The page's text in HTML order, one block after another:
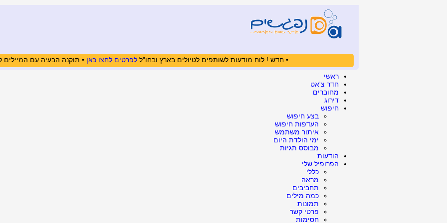
• חדש ! לוח מודעות לשותפים לטיולים בארץ ובחו"ללפרטים לחצו כאן • תוקנה הבעיה עם
ראשי
חדר צ'אט
מחוברים
דירוג
חיפוש
בצע חיפוש
העדפות חיפוש
איתור משתמש
ימי הולדת היום
מבוסס תגיות
הודעות
הפרופיל שלי
כללי
מראה
תחביבים
כמה מילים
תמונות
פרטי קשר
חסימות